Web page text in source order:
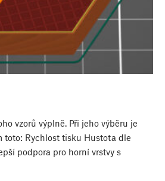
vzorů výplně. Při jeho výběru je
toto: Rychlost tisku Hustota dle
podpora pro horní vrstvy s